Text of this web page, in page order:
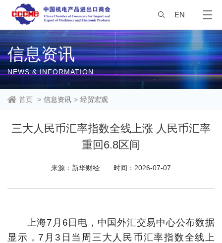
EN
信息资讯
NEWS & INFORMATION
首页 > 信息资讯 > 经贸宏观
三大人民币汇率指数全线上涨 人民币汇率
重回6.8区间
来源：新华财经 时间：2026-07-07
上海7月6日电，中国外汇交易中心公布数据
显示，7月3日当周三大人民币汇率指数全线上